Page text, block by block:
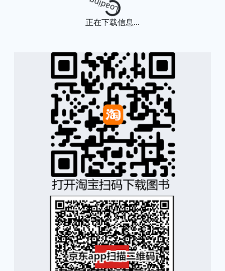
Loading...
正在下载信息...